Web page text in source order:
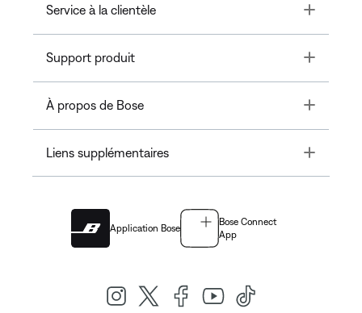
Service à la clientèle Toggle
Support produit Toggle
À propos de Bose Toggle
Liens supplémentaires Toggle
Application Bose
Bose Connect
App